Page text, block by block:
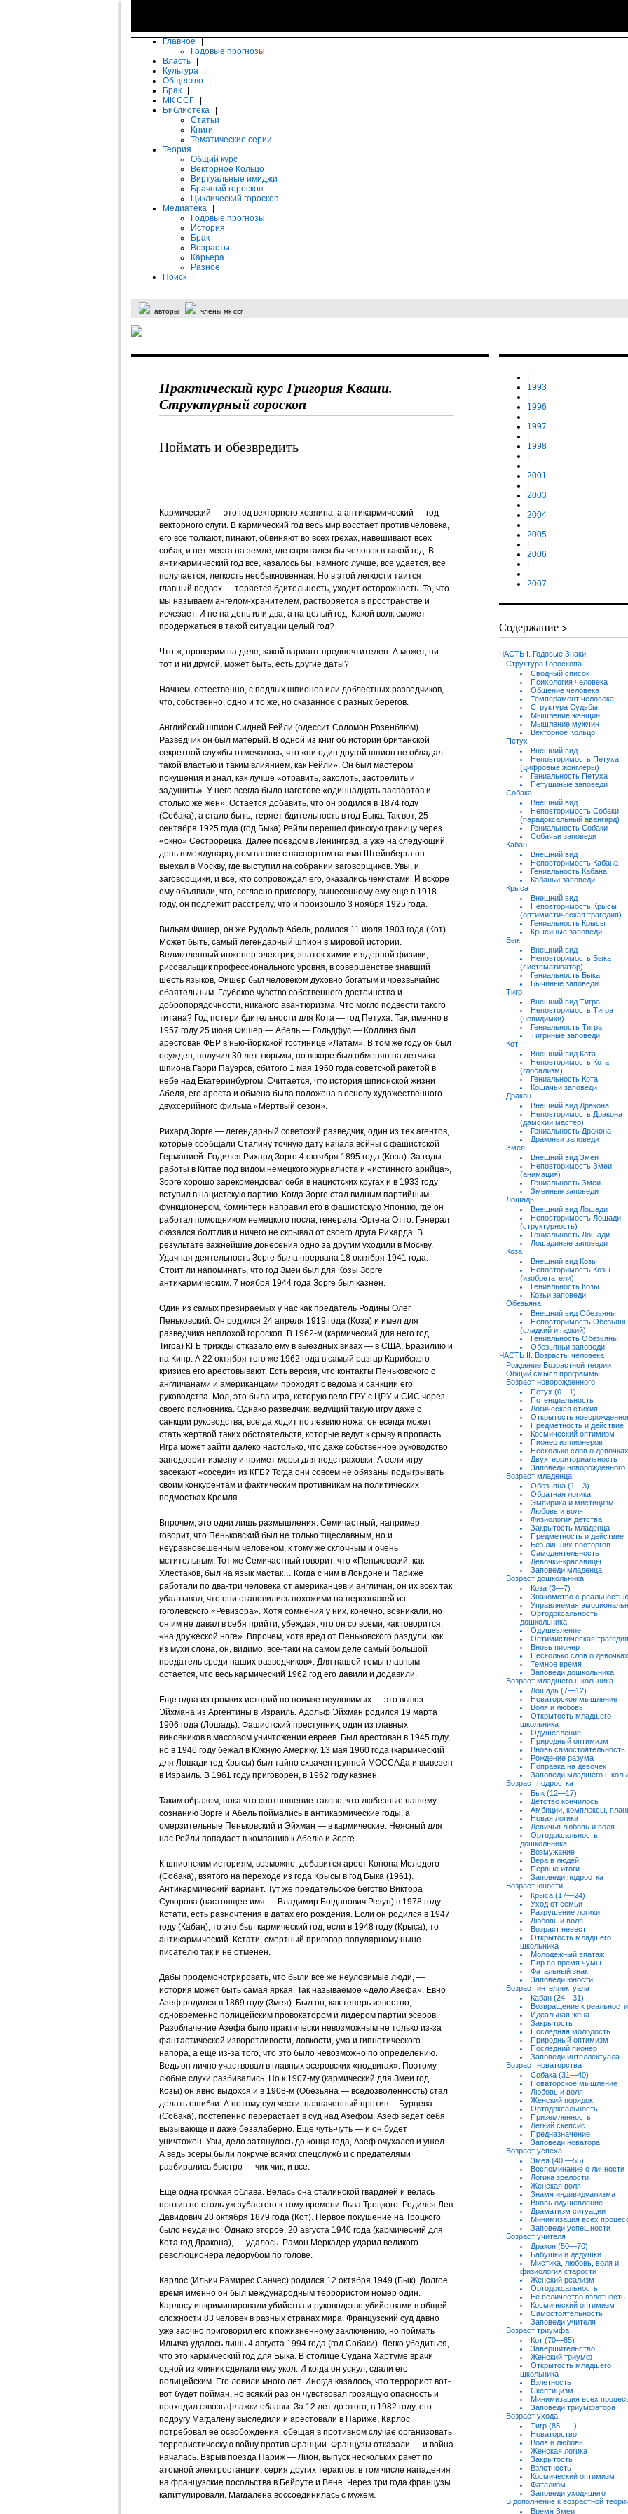
Главное
Годовые прогнозы
Власть
Культура
Общество
Брак
МК ССГ
Библиотека
Статьи
Книги
Тематические серии
Теория
Общий курс
Векторное Кольцо
Виртуальные имиджи
Брачный гороскоп
Циклический гороскоп
Медиатека
Годовые прогнозы
История
Брак
Возрасты
Карьера
Разное
Поиск
авторы члены мк ссг
Практический курс Григория Кваши.
Структурный гороскоп
Поймать и обезвредить
Кармический — это год векторного хозяина, а антикармический — год
векторного слуги. В кармический год весь мир восстает против человека,
его все толкают, пинают, обвиняют во всех грехах, навешивают всех
собак, и нет места на земле, где спрятался бы человек в такой год. В
антикармический год все, казалось бы, намного лучше, все удается, все
получается, легкость необыкновенная. Но в этой легкости таится
главный подвох — теряется бдительность, уходит осторожность. То, что
мы называем ангелом-хранителем, растворяется в пространстве и
исчезает. И не на день или два, а на целый год. Какой волк сможет
продержаться в такой ситуации целый год?
Что ж, проверим на деле, какой вариант предпочтителен. А может, ни
тот и ни другой, может быть, есть другие даты?
Начнем, естественно, с подлых шпионов или доблестных разведчиков,
что, собственно, одно и то же, но сказанное с разных берегов.
Английский шпион Сидней Рейли (одессит Соломон Розенблюм).
Разведчик он был матерый. В одной из книг об истории британской
секретной службы отмечалось, что «ни один другой шпион не обладал
такой властью и таким влиянием, как Рейли». Он был мастером
покушения и знал, как лучше «отравить, заколоть, застрелить и
задушить». У него всегда было наготове «одиннадцать паспортов и
столько же жен». Остается добавить, что он родился в 1874 году
(Собака), а стало быть, теряет бдительность в год Быка. Так вот, 25
сентября 1925 года (год Быка) Рейли перешел финскую границу через
«окно» Сестрорецка. Далее поездом в Ленинград, а уже на следующий
день в международном вагоне с паспортом на имя Штейнберга он
выехал в Москву, где выступил на собрании заговорщиков. Увы, и
заговорщики, и все, кто сопровождал его, оказались чекистами. И вскоре
ему объявили, что, согласно приговору, вынесенному ему еще в 1918
году, он подлежит расстрелу, что и произошло 3 ноября 1925 года.
Вильям Фишер, он же Рудольф Абель, родился 11 июля 1903 года (Кот).
Может быть, самый легендарный шпион в мировой истории.
Великолепный инженер-электрик, знаток химии и ядерной физики,
рисовальщик профессионального уровня, в совершенстве знавший
шесть языков, Фишер был человеком духовно богатым и чрезвычайно
обаятельным. Глубокое чувство собственного достоинства и
добропорядочности, никакого авантюризма. Что могло подвести такого
титана? Год потери бдительности для Кота — год Петуха. Так, именно в
1957 году 25 июня Фишер — Абель — Гольдфус — Коллинз был
арестован ФБР в нью-йоркской гостинице «Латам». В том же году он был
осужден, получил 30 лет тюрьмы, но вскоре был обменян на летчика-
шпиона Гарри Пауэрса, сбитого 1 мая 1960 года советской ракетой в
небе над Екатеринбургом. Считается, что история шпионской жизни
Абеля, его ареста и обмена была положена в основу художественного
двухсерийного фильма «Мертвый сезон».
Рихард Зорге — легендарный советский разведчик, один из тех агентов,
которые сообщали Сталину точную дату начала войны с фашистской
Германией. Родился Рихард Зорге 4 октября 1895 года (Коза). За годы
работы в Китае под видом немецкого журналиста и «истинного арийца»,
Зорге хорошо зарекомендовал себя в нацистских кругах и в 1933 году
вступил в нацистскую партию. Когда Зорге стал видным партийным
функционером, Коминтерн направил его в фашистскую Японию, где он
работал помощником немецкого посла, генерала Юргена Отто. Генерал
оказался болтлив и ничего не скрывал от своего друга Рихарда. В
результате важнейшие донесения одно за другим уходили в Москву.
Удачная деятельность Зорге была прервана 18 октября 1941 года.
Стоит ли напоминать, что год Змеи был для Козы Зорге
антикармическим. 7 ноября 1944 года Зорге был казнен.
Один из самых презираемых у нас как предатель Родины Олег
Пеньковский. Он родился 24 апреля 1919 года (Коза) и имел для
разведчика неплохой гороскоп. В 1962-м (кармический для него год
Тигра) КГБ трижды отказало ему в выездных визах — в США, Бразилию и
на Кипр. А 22 октября того же 1962 года в самый разгар Карибского
кризиса его арестовывают. Есть версия, что контакты Пеньковского с
англичанами и американцами проходят с ведома и санкции его
руководства. Мол, это была игра, которую вело ГРУ с ЦРУ и СИС через
своего полковника. Однако разведчик, ведущий такую игру даже с
санкции руководства, всегда ходит по лезвию ножа, он всегда может
стать жертвой таких обстоятельств, которые ведут к срыву в пропасть.
Игра может зайти далеко настолько, что даже собственное руководство
заподозрит измену и примет меры для подстраховки. А если игру
засекают «соседи» из КГБ? Тогда они совсем не обязаны подыгрывать
своим конкурентам и фактическим противникам на политических
подмостках Кремля.
Впрочем, это одни лишь размышления. Семичастный, например,
говорит, что Пеньковский был не только тщеславным, но и
неуравновешенным человеком, к тому же склочным и очень
мстительным. Тот же Семичастный говорит, что «Пеньковский, как
Хлестаков, был на язык мастак… Когда с ним в Лондоне и Париже
работали по два-три человека от американцев и англичан, он их всех так
убалтывал, что они становились похожими на персонажей из
гоголевского «Ревизора». Хотя сомнения у них, конечно, возникали, но
он им не давал в себя прийти, убеждая, что он со всеми, как говорится,
«на дружеской ноге». Впрочем, хотя вред от Пеньковского раздули, как
из мухи слона, он, видимо, все-таки на самом деле самый большой
предатель среди наших разведчиков». Для нашей темы главным
остается, что весь кармический 1962 год его давили и додавили.
Еще одна из громких историй по поимке неуловимых — это вывоз
Эйхмана из Аргентины в Израиль. Адольф Эйхман родился 19 марта
1906 года (Лошадь). Фашистский преступник, один из главных
виновников в массовом уничтожении евреев. Был арестован в 1945 году,
но в 1946 году бежал в Южную Америку. 13 мая 1960 года (кармический
для Лошади год Крысы) был тайно схвачен группой МОССАДа и вывезен
в Израиль. В 1961 году приговорен, в 1962 году казнен.
Таким образом, пока что соотношение таково, что любезные нашему
сознанию Зорге и Абель поймались в антикармические годы, а
омерзительные Пеньковский и Эйхман — в кармические. Неясный для
нас Рейли попадает в компанию к Абелю и Зорге.
К шпионским историям, возможно, добавится арест Конона Молодого
(Собака), взятого на переходе из года Крысы в год Быка (1961).
Антикармический вариант. Тут же предательское бегство Виктора
Суворова (настоящее имя — Владимир Богданович Резун) в 1978 году.
Кстати, есть разночтения в датах его рождения. Если он родился в 1947
году (Кабан), то это был кармический год, если в 1948 году (Крыса), то
антикармический. Кстати, смертный приговор популярному ныне
писателю так и не отменен.
Дабы продемонстрировать, что были все же неуловимые люди, —
история может быть самая яркая. Так называемое «дело Азефа». Евно
Азеф родился в 1869 году (Змея). Был он, как теперь известно,
одновременно полицейским провокатором и лидером партии эсеров.
Разоблачение Азефа было практически невозможным не только из-за
фантастической изворотливости, ловкости, ума и гипнотического
напора, а еще из-за того, что это было невозможно по определению.
Ведь он лично участвовал в главных эсеровских «подвигах». Поэтому
любые слухи разбивались. Но к 1907-му (кармический для Змеи год
Козы) он явно выдохся и в 1908-м (Обезьяна — вседозволенность) стал
делать ошибки. А потому суд чести, назначенный против… Бурцева
(Собака), постепенно перерастает в суд над Азефом. Азеф ведет себя
вызывающе и даже безалаберно. Еще чуть-чуть — и он будет
уничтожен. Увы, дело затянулось до конца года, Азеф очухался и ушел.
А ведь эсеры были покруче всяких спецслужб и с предателями
разбирались быстро — чик-чик, и все.
Еще одна громкая облава. Велась она сталинской гвардией и велась
против не столь уж зубастого к тому времени Льва Троцкого. Родился Лев
Давидович 28 октября 1879 года (Кот). Первое покушение на Троцкого
было неудачно. Однако второе, 20 августа 1940 года (кармический для
Кота год Дракона), — удалось. Рамон Меркадер ударил великого
революционера ледорубом по голове.
Карлос (Ильич Рамирес Санчес) родился 12 октября 1949 (Бык). Долгое
время именно он был международным террористом номер один.
Карлосу инкриминировали убийства и руководство убийствами в общей
сложности 83 человек в разных странах мира. Французский суд давно
уже заочно приговорил его к пожизненному заключению, но поймать
Ильича удалось лишь 4 августа 1994 года (год Собаки). Легко убедиться,
что это кармический год для Быка. В столице Судана Хартуме врачи
одной из клиник сделали ему укол. И когда он уснул, сдали его
полицейским. Его ловили много лет. Иногда казалось, что террорист вот-
вот будет пойман, но всякий раз он чувствовал грозящую опасность и
проходил сквозь флажки облавы. За 12 лет до этого, в 1982 году, его
подругу Магдалену выследили и арестовали в Париже, Карлос
потребовал ее освобождения, обещая в противном случае организовать
террористическую войну против Франции. Французы отказали — и война
началась. Взрыв поезда Париж — Лион, выпуск нескольких ракет по
атомной электростанции, серия других терактов, в том числе нападения
на французские посольства в Бейруте и Вене. Через три года французы
капитулировали. Магдалена воссоединилась с мужем.
1993
1996
1997
1998
2001
2003
2004
2005
2006
2007
Содержание >
ЧАСТЬ I. Годовые Знаки
Структура Гороскопа
Сводный список
Психология человека
Общение человека
Темперамент человека
Структура Судьбы
Мышление женщин
Мышление мужчин
Векторное Кольцо
Петух
Внешний вид
Неповторимость Петуха
(цифровые жонглеры)
Гениальность Петуха
Петушиные заповеди
Собака
Внешний вид
Неповторимость Собаки
(парадоксальный авангард)
Гениальность Собаки
Собачьи заповеди
Кабан
Внешний вид
Неповторимость Кабана
Гениальность Кабана
Кабаньи заповеди
Крыса
Внешний вид
Неповторимость Крысы
(оптимистическая трагедия)
Гениальность Крысы
Крысиные заповеди
Бык
Внешний вид
Неповторимость Быка
(систематизатор)
Гениальность Быка
Бычиные заповеди
Тигр
Внешний вид Тигра
Неповторимость Тигра
(невидимки)
Гениальность Тигра
Тигриные заповеди
Кот
Внешний вид Кота
Неповторимость Кота
(глобализм)
Гениальность Кота
Кошачьи заповеди
Дракон
Внешний вид Дракона
Неповторимость Дракона
(дамский мастер)
Гениальность Дракона
Драконьи заповеди
Змея
Внешний вид Змеи
Неповторимость Змеи
(анимация)
Гениальность Змеи
Змеиные заповеди
Лошадь
Внешний вид Лошади
Неповторимость Лошади
(структурность)
Гениальность Лошади
Лошадиные заповеди
Коза
Внешний вид Козы
Неповторимость Козы
(изобретатели)
Гениальность Козы
Козьи заповеди
Обезьяна
Внешний вид Обезьяны
Неповторимость
(сладкий и гадкий)
Гениальность Обезьяны
Обезьяньи заповеди
ЧАСТЬ II. Возрасты человека
Рождение Возрастной теории
Общий смысл программы
Возраст новорожденного
Петух (0—1)
Потенциальность
Логическая стихия
Открытость
Предметность и действие
Космический оптимизм
Пионер из пионеров
Несколько слов о девочках
Двухтерриториальность
Заповеди новорожденного
Возраст младенца
Обезьяна (1—3)
Обратная логика
Эмпирика и мистицизм
Любовь и воля
Физиология детства
Закрытость младенца
Предметность и действие
Без лишних восторгов
Самодеятельность
Девочки-красавицы
Заповеди младенца
Возраст дошкольника
Коза (3—7)
Знакомство с реальностью
Управляемая
Ортодоксальность
дошкольника
Одушевление
Оптимистическая трагедия
Вновь пионер
Несколько слов о девочках
Темное время
Заповеди дошкольника
Возраст младшего школьника
Лошадь (7—12)
Новаторское мышление
Воля и любовь
Открытость младшего
школьника
Одушевление
Природный оптимизм
Вновь самостоятельность
Рождение разума
Поправка на девочек
Заповеди младшего
Возраст подростка
Бык (12—17)
Детство кончилось
Амбиции, комплексы,
Новая логика
Девичья любовь и воля
Ортодоксальность
дошкольника
Возмужание
Вера в людей
Первые итоги
Заповеди подростка
Возраст юности
Крыса (17—24)
Уход от семьи
Разрушение логики
Любовь и воля
Возраст невест
Открытость младшего
школьника
Молодежный эпатаж
Пир во время чумы
Фатальный знак
Заповеди юности
Возраст интеллектуала
Кабан (24—31)
Возвращение к реальности
Идеальная жена
Закрытость
Последняя молодость
Природный оптимизм
Последний пионер
Заповеди интеллектуала
Возраст новаторства
Собака (31—40)
Новаторское мышление
Любовь и воля
Женский порядок
Ортодоксальность
Приземленность
Легкий скепсис
Предназначение
Заповеди новатора
Возраст успеха
Змея (40 —55)
Воспоминание о личности
Логика зрелости
Женская воля
Знамя индивидуализма
Вновь одушевление
Драматизм ситуации
Минимизация всех
Заповеди успешности
Возраст учителя
Дракон (50—70)
Бабушки и дедушки
Мистика, любовь, воля и
физиология старости
Женский реализм
Ортодоксальность
Ее величество взлетность
Космический оптимизм
Самостоятельность
Заповеди учителя
Возраст триумфа
Кот (70—85)
Завершительство
Женский триумф
Открытость младшего
школьника
Взлетность
Скептицизм
Минимизация всех
Заповеди триумфатора
Возраст ухода
Тигр (85—...)
Новаторство
Воля и любовь
Женская логика
Закрытость
Взлетность
Космический оптимизм
Фатализм
Заповеди уходящего
В дополнение к возрастной
Время Змеи